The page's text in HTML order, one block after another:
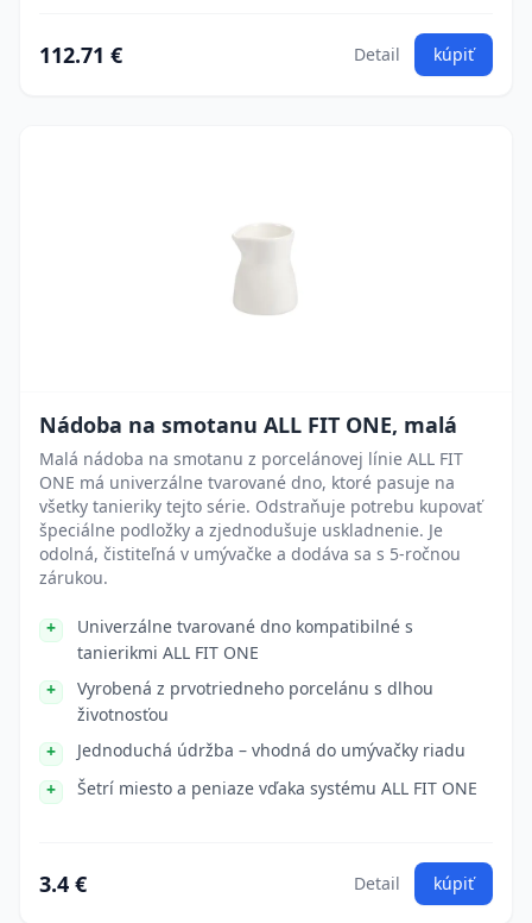
112.71 € Detail kúpiť
Nádoba na smotanu ALL FIT ONE, malá
Malá nádoba na smotanu z porcelánovej línie ALL FIT
ONE má univerzálne tvarované dno, ktoré pasuje na
všetky tanieriky tejto série. Odstraňuje potrebu kupovať
špeciálne podložky a zjednodušuje uskladnenie. Je
odolná, čistiteľná v umývačke a dodáva sa s 5-ročnou
zárukou.
Univerzálne tvarované dno kompatibilné s
tanierikmi ALL FIT ONE
Vyrobená z prvotriedneho porcelánu s dlhou
životnosťou
Jednoduchá údržba – vhodná do umývačky riadu
Šetrí miesto a peniaze vďaka systému ALL FIT ONE
3.4 € Detail kúpiť